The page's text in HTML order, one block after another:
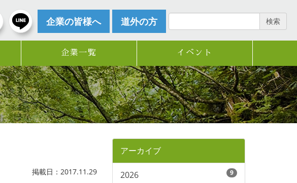
企業の皆様へ 道外の方 検索
企業一覧 イベント
掲載日：2017.11.29
アーカイブ
2026 9